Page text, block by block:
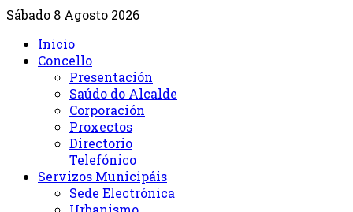
Sábado 8 Agosto 2026
Inicio
Concello
Presentación
Saúdo do Alcalde
Corporación
Proxectos
Directorio
Telefónico
Servizos Municipáis
Sede Electrónica